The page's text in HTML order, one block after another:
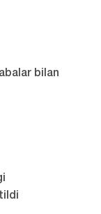
bilan